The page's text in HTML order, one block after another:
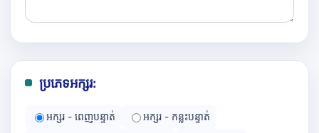
ប្រភេទអក្សរ:
អក្សរ - ពេញបន្ទាត់
អក្សរ - កន្លះបន្ទាត់